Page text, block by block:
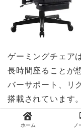
ゲーミングチェア
長時間座ることが
バーサポート、リ
搭載されています。
座り心地が良いた
ホーム ノ